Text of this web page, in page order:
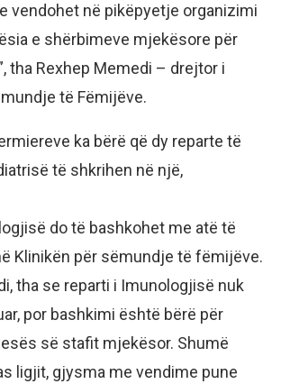
vendohet në pikëpyetje organizimi
e shërbimeve mjekësore për
tha Rexhep Memedi – drejtor i
të Fëmijëve.
ka bërë që dy reparte të
të shkrihen në një,
do të bashkohet me atë të
Klinikën për sëmundje të fëmijëve.
tha se reparti i Imunologjisë nuk
por bashkimi është bërë për
së stafit mjekësor. Shumë
ligjit, gjysma me vendime pune